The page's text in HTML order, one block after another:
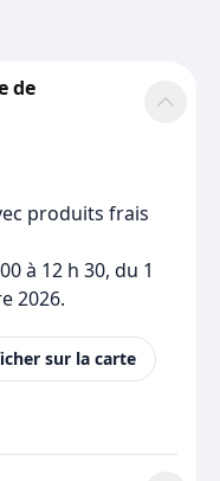
de
produits frais
à 12 h 30, du 1
2026.
sur la carte